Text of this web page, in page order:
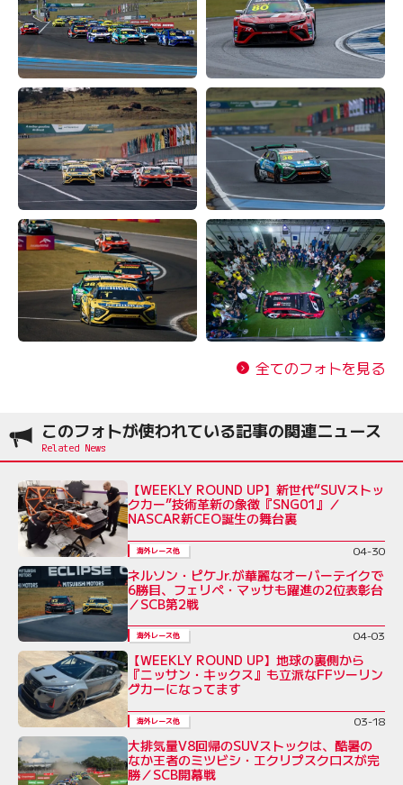
全てのフォトを見る
このフォトが使われている記事の関連ニュース
【WEEKLY ROUND UP】新世代“SUVストッ
クカー”技術革新の象徴『SNG01』／
NASCAR新CEO誕生の舞台裏
海外レース他 04-30
ネルソン・ピケJr.が華麗なオーバーテイクで
6勝目、フェリペ・マッサも躍進の2位表彰台
／SCB第2戦
海外レース他 04-03
【WEEKLY ROUND UP】地球の裏側から
『ニッサン・キックス』も立派なFFツーリン
グカーになってます
海外レース他 03-18
大排気量V8回帰のSUVストックは、酷暑の
なか王者のミツビシ・エクリプスクロスが完
勝／SCB開幕戦